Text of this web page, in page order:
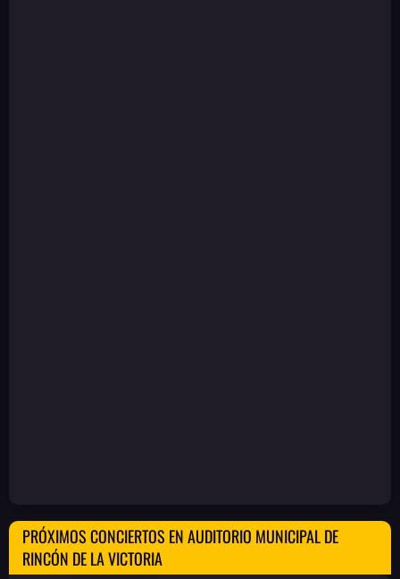
PRÓXIMOS CONCIERTOS EN AUDITORIO MUNICIPAL DE
RINCÓN DE LA VICTORIA